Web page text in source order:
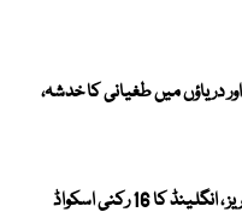
اور دریاؤں میں طغیانی کا خدشہ،
پاکستان کیخلاف ٹیسٹ سیریز ، انگلینڈ کا 16 رکنی اسکواڈ